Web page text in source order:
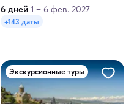
6 дней 1 – 6 фев. 2027
+143 даты
Экскурсионные туры